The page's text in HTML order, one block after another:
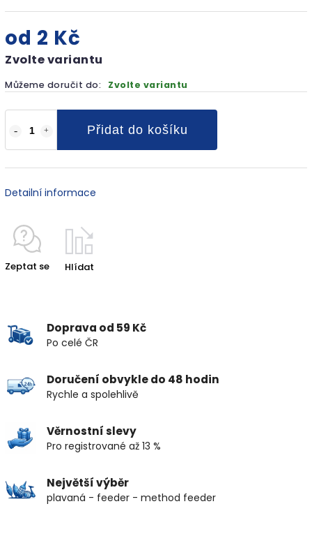
od 2 Kč
Zvolte variantu
Můžeme doručit do: Zvolte variantu
Přidat do košíku
Detailní informace
Zeptat se Hlídat
Doprava od 59 Kč
Po celé ČR
Doručení obvykle do 48 hodin
Rychle a spolehlivě
Věrnostní slevy
Pro registrované až 13 %
Největší výběr
plavaná - feeder - method feeder